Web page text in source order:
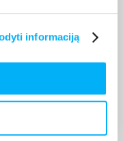
informaciją
pageidausite
prekes